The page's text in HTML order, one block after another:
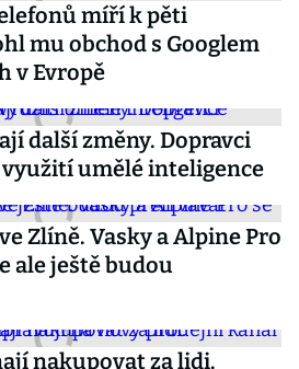
míří k pěti
mu obchod s Googlem
v Evropě
další změny. Dopravci
umělé inteligence
Zlíně. Vasky a Alpine Pro
ale ještě budou
nakupovat za lidi.